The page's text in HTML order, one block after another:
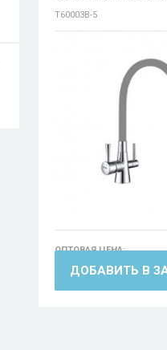
T60003B-5
ОПТОВАЯ ЦЕНА:
9506 РУБ.
ДОБАВИТЬ В